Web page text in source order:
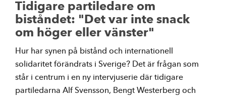
Tidigare partiledare om
biståndet: "Det var inte snack
om höger eller vänster"
Hur har synen på bistånd och internationell
solidaritet förändrats i Sverige? Det är frågan som
står i centrum i en ny intervjuserie där tidigare
partiledarna Alf Svensson, Bengt Westerberg och